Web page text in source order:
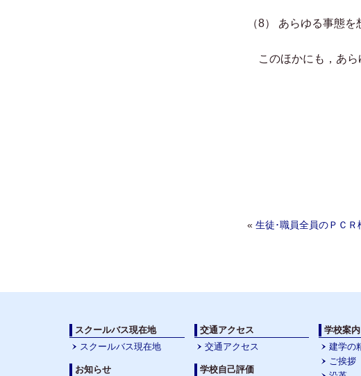
（8） あらゆる事態
このほかにも，あら
Post navigation
« 生徒･職員全員のＰＣ
スクールバス現在地
スクールバス現在地
お知らせ
交通アクセス
交通アクセス
学校自己評価
学校案内
建学の
ご挨拶